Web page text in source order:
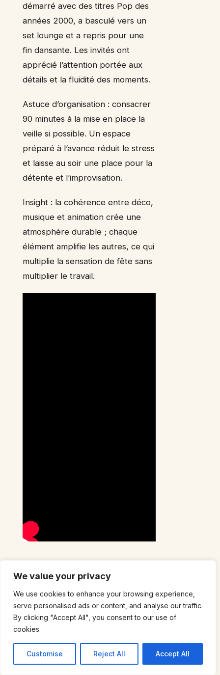
We value your privacy
We use cookies to enhance your browsing experience,
serve personalised ads or content, and analyse our traffic.
By clicking "Accept All", you consent to our use of
cookies.
Customise Reject All Accept All
démarré avec des titres Pop des
années 2000, a basculé vers un
set lounge et a repris pour une
fin dansante. Les invités ont
apprécié l’attention portée aux
détails et la fluidité des moments.
Astuce d’organisation : consacrer
90 minutes à la mise en place la
veille si possible. Un espace
préparé à l’avance réduit le stress
et laisse au soir une place pour la
détente et l’improvisation.
Insight : la cohérence entre déco,
musique et animation crée une
atmosphère durable ; chaque
élément amplifie les autres, ce qui
multiplie la sensation de fête sans
multiplier le travail.
Solutions
économiques et
gestes immédiats
pour préparer une
soirée d’été sans
stress
Organiser une soirée réussie ne